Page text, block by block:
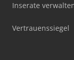
Stromerzeuger
Inserate
Vertrauenssiegel